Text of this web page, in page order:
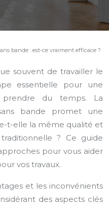
bande : est-ce vraiment efficace ?
souvent de travailler le
essentielle pour une
du temps. La
bande promet une
t-elle la même qualité et
? Ce guide
pour vous aider
vos travaux.
et les inconvénients
des aspects clés